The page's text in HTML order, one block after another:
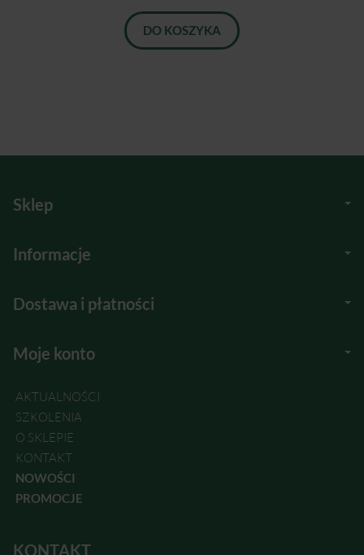
DO KOSZYKA
Sklep
Informacje
Dostawa i płatności
Moje konto
AKTUALNOŚCI
SZKOLENIA
O SKLEPIE
KONTAKT
NOWOŚCI
PROMOCJE
KONTAKT